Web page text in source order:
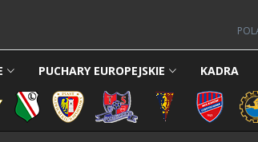
PUCHARY EUROPEJSKIE KADRA